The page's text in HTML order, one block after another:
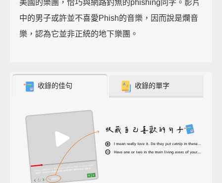
美國的樂團，恰巧與網路釣魚的phishing同字。影片
中的男子或許並不喜愛Phish的音樂，因而說是爛音
樂，認為它並非正統的地下樂團。
收錄的佳句 收錄的單字